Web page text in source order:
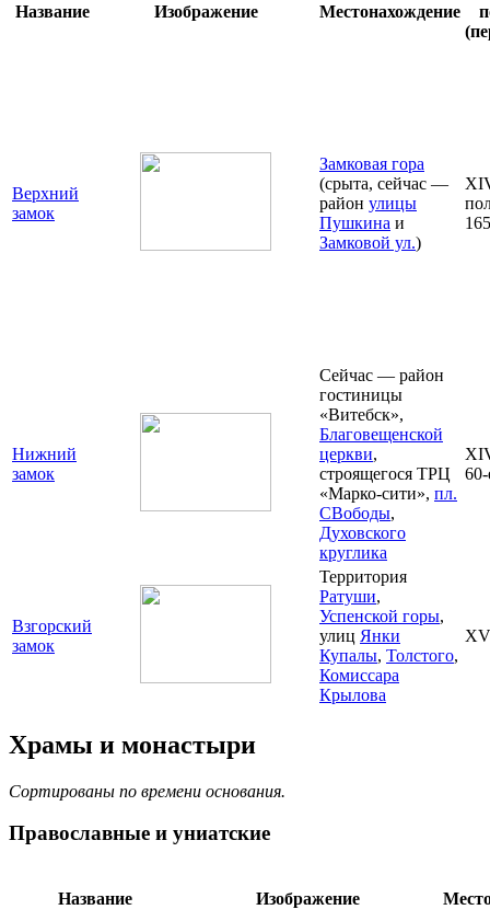
Название Изображение Местонахождение
Верхний
замок
Замковая гора
(срыта, сейчас —
район улицы
Пушкина и
Замковой ул.)
Нижний
замок
Сейчас — район
гостиницы
«Витебск»,
Благовещенской
церкви,
строящегося ТРЦ
«Марко-сити», пл.
СВободы,
Духовского
круглика
60-
Взгорский
замок
Территория
Ратуши,
Успенской горы,
улиц Янки
Купалы, Толстого,
Комиссара
Крылова
Храмы и монастыри
Сортированы по времени основания.
Православные и униатские
Название Изображение